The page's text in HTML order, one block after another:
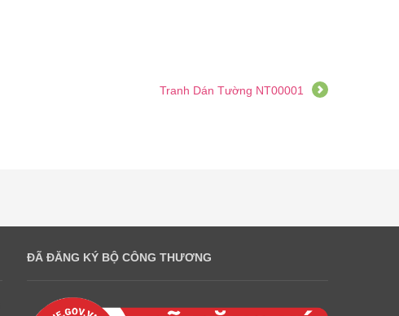
Tranh Dán Tường NT00001
ĐÃ ĐĂNG KÝ BỘ CÔNG THƯƠNG